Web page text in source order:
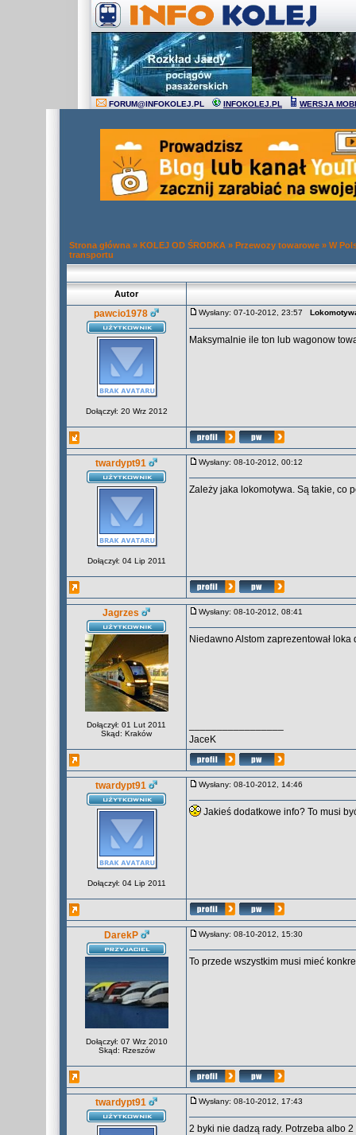
FORUM@INFOKOLEJ.PL INFOKOLEJ.PL WERSJA
Strona główna » KOLEJ OD ŚRODKA » Przewozy towarowe » W
transportu
Autor
pawcio1978
Dołączył: 20 Wrz 2012
Wysłany: 07-10-2012, 23:57
Maksymalnie ile ton lub wagonow
twardypt91
Dołączył: 04 Lip 2011
Wysłany: 08-10-2012, 00:12
Zależy jaka lokomotywa. Są takie, co
Jagrzes
Dołączył: 01 Lut 2011
Skąd: Kraków
Wysłany: 08-10-2012, 08:41
Niedawno Alstom zaprezentował
JaceK
twardypt91
Dołączył: 04 Lip 2011
Wysłany: 08-10-2012, 14:46
Jakieś dodatkowe info? To musi
DarekP
Dołączył: 07 Wrz 2010
Skąd: Rzeszów
Wysłany: 08-10-2012, 15:30
To przede wszystkim musi mieć
twardypt91 Wysłany: 08-10-2012, 17:43
2 byki nie dadzą rady. Potrzeba albo